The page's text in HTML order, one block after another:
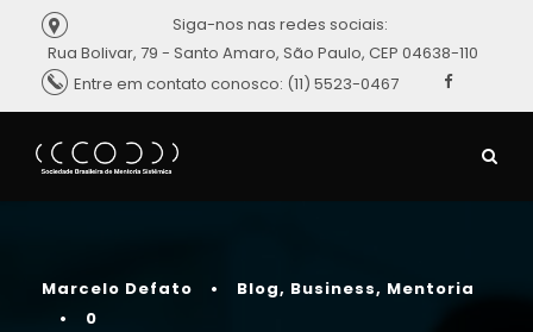
Rua Bolivar, 79 - Santo Amaro, São Paulo, CEP 04638-110
Entre em contato conosco: (11) 5523-0467
Siga-nos nas redes sociais:
Marcelo Defato • Blog, Business, Mentoria
•
0